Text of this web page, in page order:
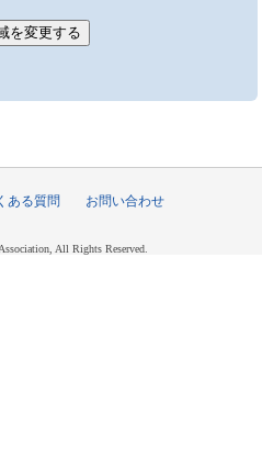
ある質問 お問い合わせ
All Rights Reserved.